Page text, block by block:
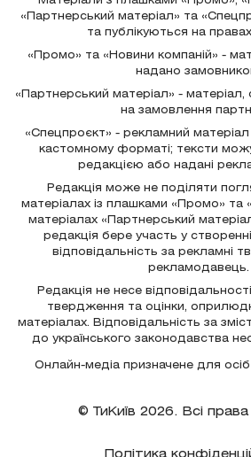
«Партнерський матеріал» та
та публікуються на
«Промо» та «Новини компаній» -
надано
«Партнерський матеріал» -
на замовлення
«Спецпроєкт» - рекламний
кастомному форматі; тексти
редакцією або надані
Редакція може не поділяти
матеріалах із плашками «Промо» та
матеріалах «Партнерський
редакція бере участь у
відповідальність за рекламні
рекламодавець.
Редакція не несе
твердження та оцінки,
матеріалах. Відповідальність за
до українського законодавства
Онлайн-медіа призначене для
© ТиКиїв 2026. Всі
Політика